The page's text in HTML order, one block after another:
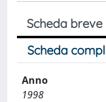
Scheda breve
Scheda
Anno
1998